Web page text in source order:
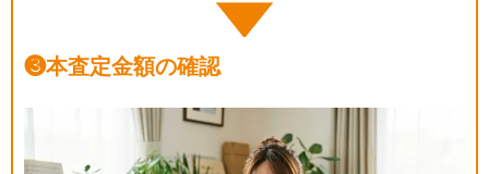
❸本査定金額の確認